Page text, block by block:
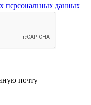
персональных данных
почту